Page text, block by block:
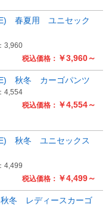
税込価格： ￥3,960～
春夏用 ユニセック
3,960
税込価格： ￥4,554～
秋冬 カーゴパンツ
4,554
税込価格： ￥4,499～
秋冬 ユニセックス
4,499
冬 レディースカーゴ